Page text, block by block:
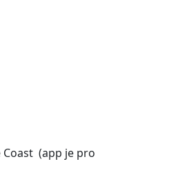
Coast (app je pro